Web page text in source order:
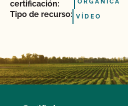
certificación:
Tipo de recurso: VÍDEO